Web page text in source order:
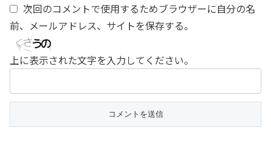
次回のコメントで使用するためブラウザーに自分の名
前、メールアドレス、サイトを保存する。
上に表示された文字を入力してください。